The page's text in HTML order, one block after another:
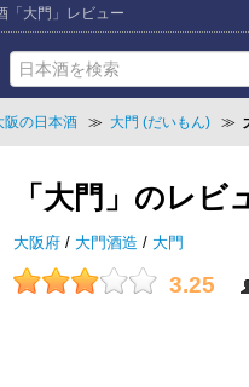
「大門」レビュー
阪の日本酒 ≫ 大門 (だいもん) ≫
「大門」のレビ
大阪府 / 大門酒造 / 大門
3.25